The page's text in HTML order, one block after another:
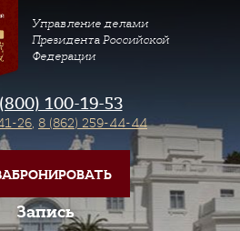
Управление делами
Президента Российской
Федерации
100-19-53
26, 8 (862) 259-44-44
Запись